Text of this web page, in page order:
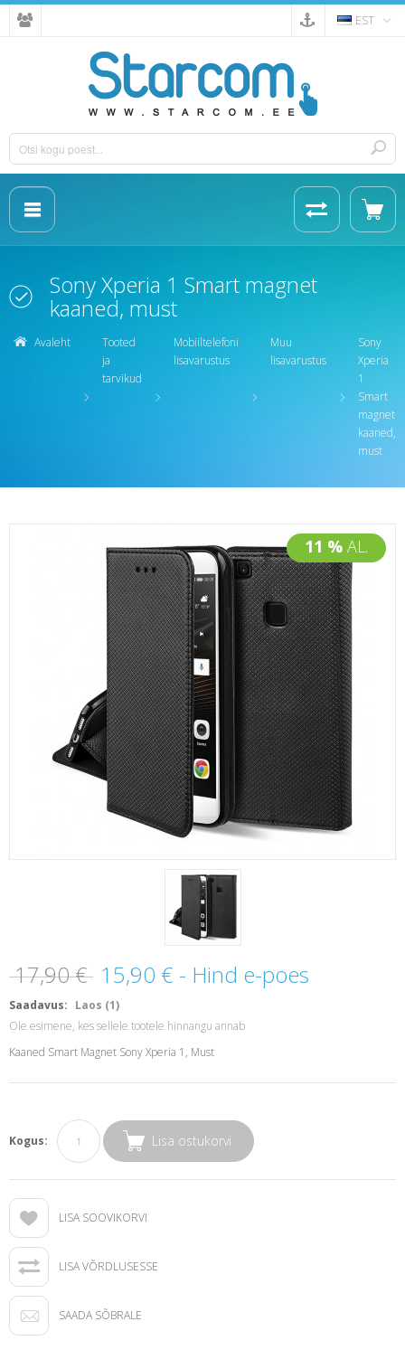
EST
Sony Xperia 1 Smart magnet
kaaned, must
Avaleht
Tooted
ja
tarvikud
Mobiiltelefoni
lisavarustus
Muu
lisavarustus
Sony
Xperia
1
Smart
magnet
kaaned,
must
11 % AL.
17,90 € 15,90 € - Hind e-poes
Saadavus: Laos (1)
Ole esimene, kes sellele tootele hinnangu annab
Kaaned Smart Magnet Sony Xperia 1, Must
Kogus: Lisa ostukorvi
LISA SOOVIKORVI
LISA VÕRDLUSESSE
SAADA SÕBRALE